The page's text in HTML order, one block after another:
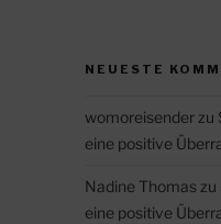
NEUESTE
womoreisenderzu
eine positive
Nadine Thomaszu
eine positive